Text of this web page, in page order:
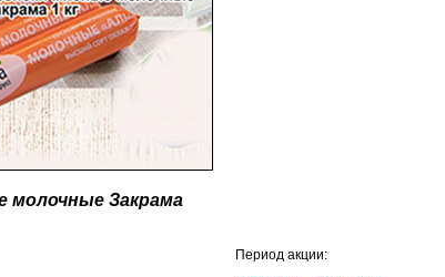
молочные Закрама
Период акции: